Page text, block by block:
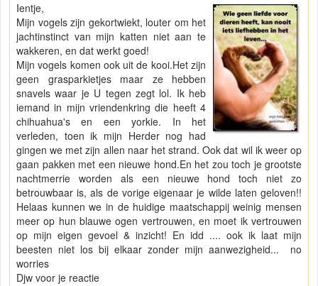
Ientje,
Mijn vogels zijn gekortwiekt, louter om het
jachtinstinct van mijn katten niet aan te
wakkeren, en dat werkt goed!
Mijn vogels komen ook uit de kooi.Het zijn
geen grasparkietjes maar ze hebben
snavels waar je U tegen zegt lol. Ik heb
iemand in mijn vriendenkring die heeft 4
chihuahua's en een yorkie. In het
verleden, toen ik mijn Herder nog had
gingen we met zijn allen naar het strand. Ook dat wil ik weer op
gaan pakken met een nieuwe hond.En het zou toch je grootste
nachtmerrie worden als een nieuwe hond toch niet zo
betrouwbaar is, als de vorige eigenaar je wilde laten geloven!!
Helaas kunnen we in de huidige maatschappij weinig mensen
meer op hun blauwe ogen vertrouwen, en moet ik vertrouwen
op mijn eigen gevoel & inzicht! En idd .... ook ik laat mijn
beesten niet los bij elkaar zonder mijn aanwezigheid... no
worries
Djw voor je reactie